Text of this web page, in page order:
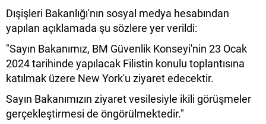
Dışişleri Bakanlığı'nın sosyal medya hesabından
yapılan açıklamada şu sözlere yer verildi:
"Sayın Bakanımız, BM Güvenlik Konseyi'nin 23 Ocak
2024 tarihinde yapılacak Filistin konulu toplantısına
katılmak üzere New York'u ziyaret edecektir.
Sayın Bakanımızın ziyaret vesilesiyle ikili görüşmeler
gerçekleştirmesi de öngörülmektedir."